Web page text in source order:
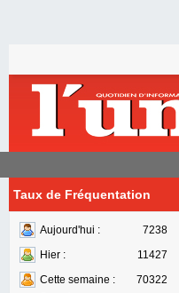
Taux de Fréquentation
Aujourd'hui :
7238
Hier :
11427
Cette semaine :
70322